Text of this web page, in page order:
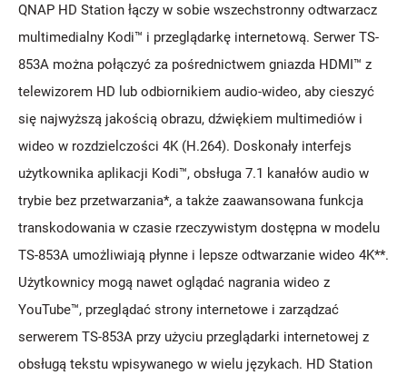
QNAP HD Station łączy w sobie wszechstronny odtwarzacz
multimedialny Kodi™ i przeglądarkę internetową. Serwer TS-
853A można połączyć za pośrednictwem gniazda HDMI™ z
telewizorem HD lub odbiornikiem audio-wideo, aby cieszyć
się najwyższą jakością obrazu, dźwiękiem multimediów i
wideo w rozdzielczości 4K (H.264). Doskonały interfejs
użytkownika aplikacji Kodi™, obsługa 7.1 kanałów audio w
trybie bez przetwarzania*, a także zaawansowana funkcja
transkodowania w czasie rzeczywistym dostępna w modelu
TS-853A umożliwiają płynne i lepsze odtwarzanie wideo 4K**.
Użytkownicy mogą nawet oglądać nagrania wideo z
YouTube™, przeglądać strony internetowe i zarządzać
serwerem TS-853A przy użyciu przeglądarki internetowej z
obsługą tekstu wpisywanego w wielu językach. HD Station